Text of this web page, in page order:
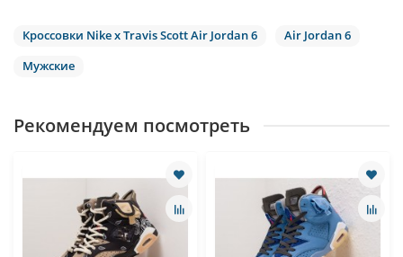
Кроссовки Nike x Travis Scott Air Jordan 6
Air Jordan 6
Мужские
Рекомендуем посмотреть